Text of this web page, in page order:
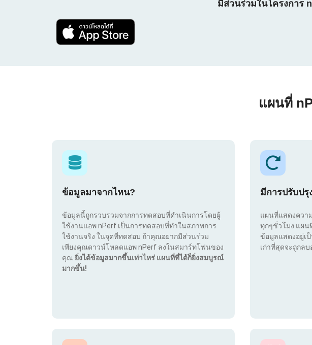
มีส่วนร่วมในโครงการ
แผนที่
ข้อมูลมาจากไหน?
ข้อมูลนี้ถูกรวบรวมจากการทดสอบที่ดำเนินการโดยผู้
ใช้งานแอพ nPerf เป็นการทดสอบที่ทำในสภาพการ
ใช้งานจริง ในจุดที่ทดสอบ ถ้าคุณอยากมีส่วนร่วม
เพียงคุณดาวน์โหลดแอพ nPerf ลงในสมาร์ทโฟนของ
คุณยิ่งได้ข้อมูลมากขึ้นเท่าไหร่ แผนที่ที่ได้ก็ยิ่งสมบูรณ์
มากขึ้น!
มีการปรับปรุ
แผนที่แสดงควา
ทุกๆชั่วโมง แผน
ข้อมูลแสดงอยู่เ
เก่าที่สุดจะถูกล